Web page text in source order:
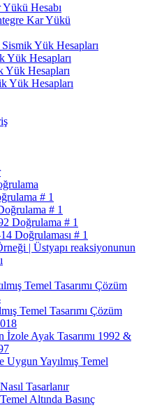
Hesabı
Kar Yükü
Yük Hesapları
Yük Hesapları
Yük Hesapları
Yük Hesapları
# 1
# 1
Doğrulama # 1
Doğrulaması # 1
| Üstyapı reaksiyonunun
Temel Tasarımı Çözüm
Temel Tasarımı Çözüm
İzole Ayak Tasarımı 1992 &
Uygun Yayılmış Temel
Tasarlanır
Altında Basınç